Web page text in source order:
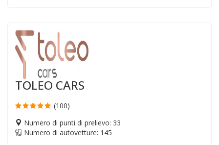
TOLEO CARS
(100)
Numero di punti di prelievo: 33
Numero di autovetture: 145